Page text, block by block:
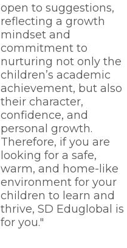
open to suggestions,
reflecting a growth
mindset and
commitment to
nurturing not only the
children’s academic
achievement, but also
their character,
confidence, and
personal growth.
Therefore, if you are
looking for a safe,
warm, and home-like
environment for your
children to learn and
thrive, SD Eduglobal is
for you."